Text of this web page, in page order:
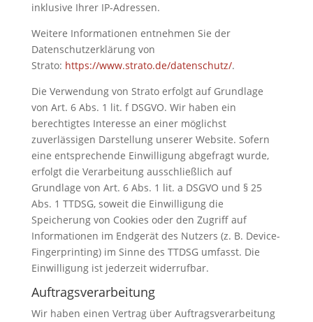
inklusive Ihrer IP-Adressen.
Weitere Informationen entnehmen Sie der
Datenschutzerklärung von
Strato: https://www.strato.de/datenschutz/.
Die Verwendung von Strato erfolgt auf Grundlage
von Art. 6 Abs. 1 lit. f DSGVO. Wir haben ein
berechtigtes Interesse an einer möglichst
zuverlässigen Darstellung unserer Website. Sofern
eine entsprechende Einwilligung abgefragt wurde,
erfolgt die Verarbeitung ausschließlich auf
Grundlage von Art. 6 Abs. 1 lit. a DSGVO und § 25
Abs. 1 TTDSG, soweit die Einwilligung die
Speicherung von Cookies oder den Zugriff auf
Informationen im Endgerät des Nutzers (z. B. Device-
Fingerprinting) im Sinne des TTDSG umfasst. Die
Einwilligung ist jederzeit widerrufbar.
Auftragsverarbeitung
Wir haben einen Vertrag über Auftragsverarbeitung